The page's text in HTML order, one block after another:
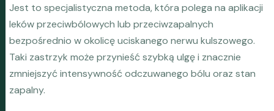
Jest to specjalistyczna metoda, która polega na aplikacji
leków przeciwbólowych lub przeciwzapalnych
bezpośrednio w okolicę uciskanego nerwu kulszowego.
Taki zastrzyk może przynieść szybką ulgę i znacznie
zmniejszyć intensywność odczuwanego bólu oraz stan
zapalny.